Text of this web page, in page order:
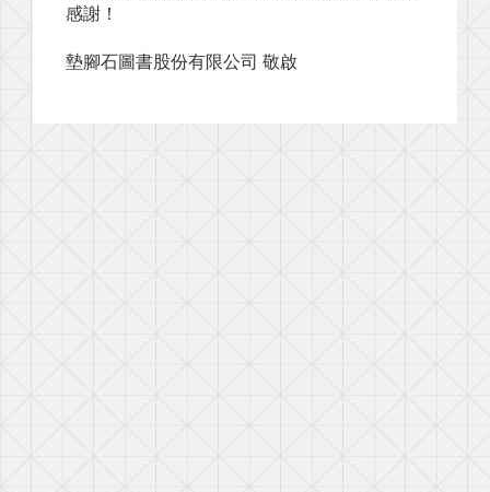
感謝！
墊腳石圖書股份有限公司 敬啟